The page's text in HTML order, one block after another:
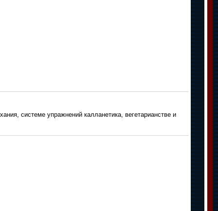
системе упражнений калланетика, вегетарианстве и